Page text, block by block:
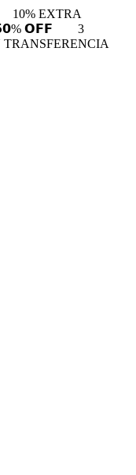
10% EXTRA
𝗢𝗙𝗙
3